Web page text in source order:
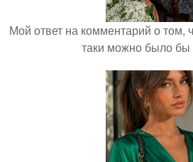
Мой ответ на комментарий о том,
таки можно было бы